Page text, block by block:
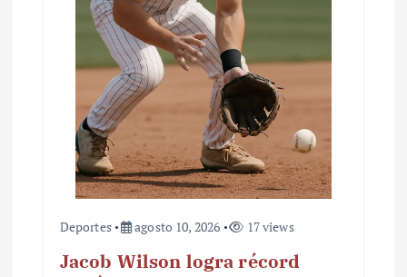
Deportes agosto 10, 2026 17 views
Jacob Wilson logra récord